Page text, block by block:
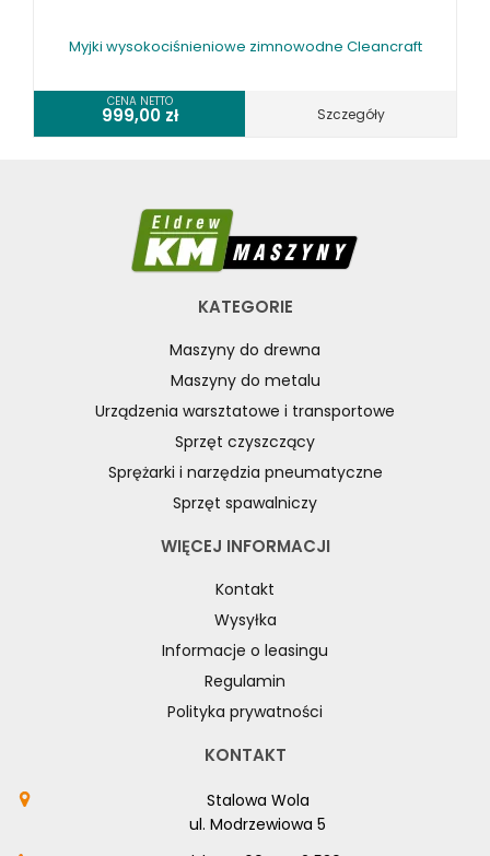
Myjki wysokociśnieniowe zimnowodne Cleancraft
CENA NETTO
999,00 zł Szczegóły
KATEGORIE
Maszyny do drewna
Maszyny do metalu
Urządzenia warsztatowe i transportowe
Sprzęt czyszczący
Sprężarki i narzędzia pneumatyczne
Sprzęt spawalniczy
WIĘCEJ INFORMACJI
Kontakt
Wysyłka
Informacje o leasingu
Regulamin
Polityka prywatności
KONTAKT
Stalowa Wola
ul. Modrzewiowa 5